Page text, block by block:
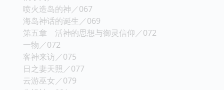
喷火造岛的神／067
海岛神话的诞生／069
第五章 活神的思想与御灵信仰／072
一物／072
客神来访／075
日之妻天照／077
云游巫女／079